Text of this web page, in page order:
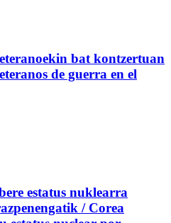
bat kontzertuan
de guerra en el
estatus nuklearra
/ Corea